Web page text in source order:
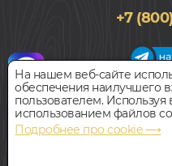
Клён,
Цена за 1 м²
БЫСТРЫЙ ЗАКАЗ
+7
График
Пн-Вс с
Наш адрес:
На нашем веб-сайте
обеспечения наилучшего
пользователем. Используя
использованием файлов
Подробнее про cookie ⟶